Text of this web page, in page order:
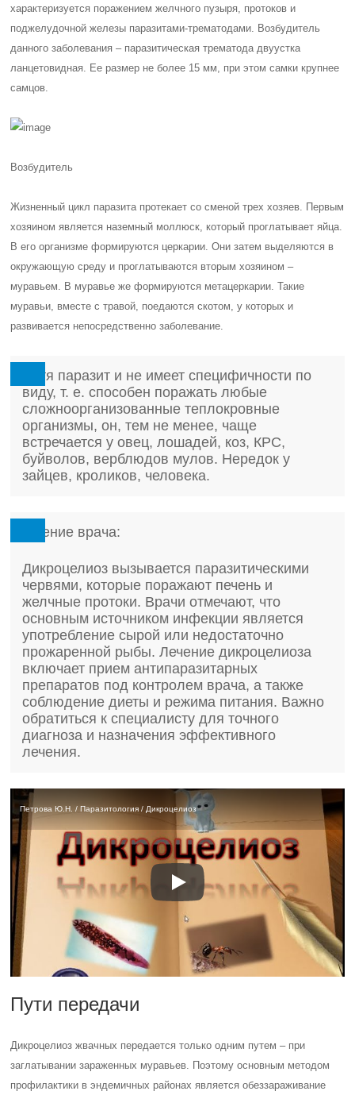
характеризуется поражением желчного пузыря, протоков и
поджелудочной железы паразитами-трематодами. Возбудитель
данного заболевания – паразитическая трематода двуустка
ланцетовидная. Ее размер не более 15 мм, при этом самки крупнее
самцов.
Возбудитель
Жизненный цикл паразита протекает со сменой трех хозяев. Первым
хозяином является наземный моллюск, который проглатывает яйца.
В его организме формируются церкарии. Они затем выделяются в
окружающую среду и проглатываются вторым хозяином –
муравьем. В муравье же формируются метацеркарии. Такие
муравьи, вместе с травой, поедаются скотом, у которых и
развивается непосредственно заболевание.
Хотя паразит и не имеет специфичности по
виду, т. е. способен поражать любые
сложноорганизованные теплокровные
организмы, он, тем не менее, чаще
встречается у овец, лошадей, коз, КРС,
буйволов, верблюдов мулов. Нередок у
зайцев, кроликов, человека.
Мнение врача:
Дикроцелиоз вызывается паразитическими
червями, которые поражают печень и
желчные протоки. Врачи отмечают, что
основным источником инфекции является
употребление сырой или недостаточно
прожаренной рыбы. Лечение дикроцелиоза
включает прием антипаразитарных
препаратов под контролем врача, а также
соблюдение диеты и режима питания. Важно
обратиться к специалисту для точного
диагноза и назначения эффективного
лечения.
Петрова Ю.Н. / Паразитология / Дикроцелиоз
Пути передачи
Дикроцелиоз жвачных передается только одним путем – при
заглатывании зараженных муравьев. Поэтому основным методом
профилактики в эндемичных районах является обеззараживание